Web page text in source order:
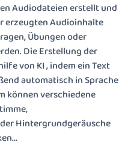
Audiodateien erstellt und
erzeugten Audioinhalte
Übungen oder
Die Erstellung der
von KI , indem ein Text
automatisch in Sprache
können verschiedene
Hintergrundgeräusche